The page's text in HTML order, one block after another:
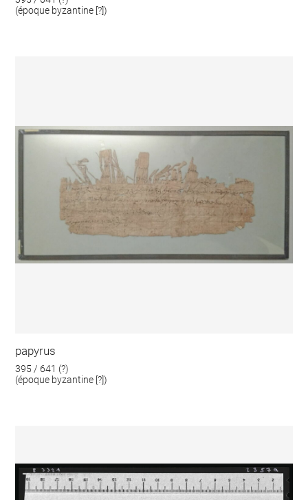
(époque byzantine [?])
papyrus
395 / 641 (?)
(époque byzantine [?])